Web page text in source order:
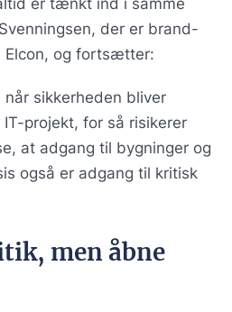
er tænkt ind i samme
der er brand-
Elcon, og fortsætter:
sikkerheden bliver
projekt, for så risikerer
at adgang til bygninger og
også er adgang til kritisk
men åbne